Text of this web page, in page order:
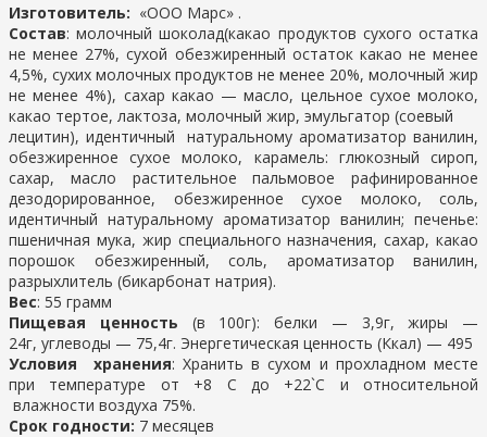
Изготовитель: «ООО Марс» .
Состав: молочный шоколад(какао продуктов сухого остатка
не менее 27%, сухой обезжиренный остаток какао не менее
4,5%, сухих молочных продуктов не менее 20%, молочный жир
не менее 4%), сахар какао — масло, цельное сухое молоко,
какао тертое, лактоза, молочный жир, эмульгатор (соевый
лецитин), идентичный натуральному ароматизатор ванилин,
обезжиренное сухое молоко, карамель: глюкозный сироп,
сахар, масло растительное пальмовое рафинированное
дезодорированное, обезжиренное сухое молоко, соль,
идентичный натуральному ароматизатор ванилин; печенье:
пшеничная мука, жир специального назначения, сахар, какао
порошок обезжиренный, соль, ароматизатор ванилин,
разрыхлитель (бикарбонат натрия).
Вес: 55 грамм
Пищевая ценность (в 100г): белки — 3,9г, жиры —
24г, углеводы — 75,4г. Энергетическая ценность (Ккал) — 495
Условия хранения: Хранить в сухом и прохладном месте
при температуре от +8 С до +22`С и относительной
влажности воздуха 75%.
Срок годности: 7 месяцев